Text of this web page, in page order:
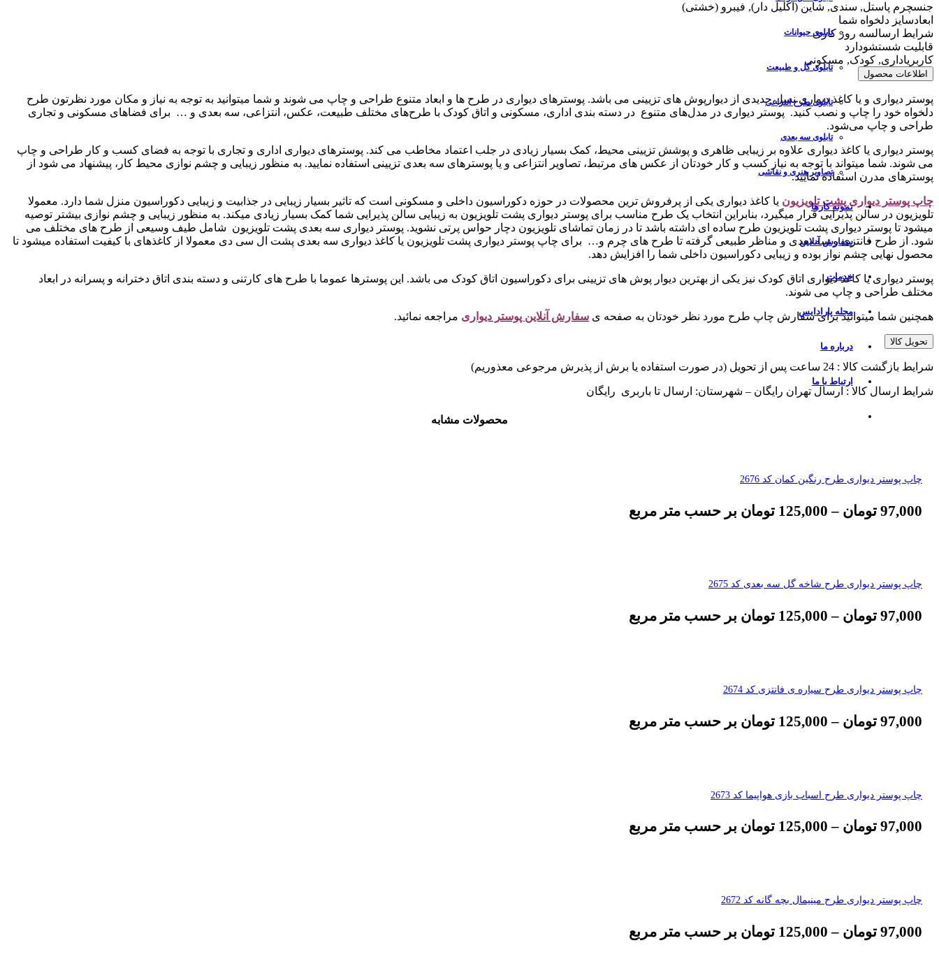
تابلوی حیوانات
تابلوی گل و طبیعت
تابلوی طرح انتزاعی
تابلوی سه بعدی
تصاویر هنری و نقاشی
نمونه کارها
سفارش آنلاین
خدمات
مجله پارادایس
درباره ما
ارتباط با ما
جنسچرم پاستل, سندی, شاین (اکلیل دار), فیبرو (خشتی)
ابعادسایز دلخواه شما
شرایط ارسالسه روز کاری
قابلیت شستشودارد
کاربریاداری, کودک, مسکونی
اطلاعات محصول
پوستر دیواری و یا کاغذ دیواری نسل جدیدی از دیوارپوش های تزیینی می باشد. پوسترهای دیواری در طرح ها و ابعاد متنوع طراحی و چاپ می شوند و شما میتوانید به توجه به نیاز و مکان مورد نظرتون طرح
دلخواه خود را چاپ و نصب کنید. پوستر دیواری در مدل‌های متنوع در دسته‌ بندی اداری، مسکونی و اتاق کودک با طرح‌های مختلف طبیعت، عکس، انتزاعی، سه بعدی و … برای فضاهای مسکونی و تجاری
طراحی و چاپ می‌شود.
پوستر دیواری یا کاغذ دیواری علاوه بر زیبایی ظاهری و پوشش تزیینی محیط، کمک بسیار زیادی در جلب اعتماد مخاطب می کند. پوسترهای دیواری اداری و تجاری با توجه به فضای کسب و کار طراحی و چاپ
می شوند. شما میتواند با توجه به نیاز کسب و کار خودتان از عکس های مرتبط، تصاویر انتزاعی و یا پوسترهای سه بعدی تزیینی استفاده نمایید. به منظور زیبایی و چشم نوازی محیط کار، پیشنهاد می شود از
پوسترهای مدرن استفاده نمایید.
چاپ پوستر دیواری پشت تلویزیون یا کاغذ دیواری یکی از پرفروش ترین محصولات در حوزه دکوراسیون داخلی و مسکونی است که تاثیر بسیار زیبایی در جذابیت و زیبایی دکوراسیون منزل شما دارد. معمولا
تلویزیون در سالن پذیرایی قرار میگیرد، بنابراین انتخاب یک طرح مناسب برای پوستر دیواری پشت تلویزیون به زیبایی سالن پذیرایی شما کمک بسیار زیادی میکند. به منظور زیبایی و چشم نوازی بیشتر توصیه
میشود تا پوستر دیواری پشت تلویزیون طرح ساده ای داشته باشد تا در زمان تماشای تلویزیون دچار حواس پرتی نشوید. پوستر دیواری سه بعدی پشت تلویزیون شامل طیف وسیعی از طرح های مختلف می
شود. از طرح فانتزی و سه بعدی و مناظر طبیعی گرفته تا طرح های چرم و… برای چاپ پوستر دیواری پشت تلویزیون یا کاغذ دیواری سه بعدی پشت ال سی دی معمولا از کاغذهای با کیفیت استفاده میشود تا
محصول نهایی چشم نواز بوده و زیبایی دکوراسیون داخلی شما را افزایش دهد.
پوستر دیواری یا کاغذ دیواری اتاق کودک نیز یکی از بهترین دیوار پوش های تزیینی برای دکوراسیون اتاق کودک می باشد. این پوسترها عموما با طرح های کارتنی و دسته بندی اتاق دخترانه و پسرانه در ابعاد
مختلف طراحی و چاپ می شوند.
همچنین شما میتوانید برای سفارش چاپ طرح مورد نظر خودتان به صفحه ی سفارش آنلاین پوستر دیواری مراجعه نمائید.
تحویل کالا
شرایط بازگشت کالا : 24 ساعت پس از تحویل (در صورت استفاده یا برش از پذیرش مرجوعی معذوریم)
شرایط ارسال کالا : ارسال تهران رایگان – شهرستان: ارسال تا باربری رایگان
محصولات مشابه
چاپ پوستر دیواری طرح رنگین کمان کد 2676
97,000 تومان –
125,000 تومان بر حسب متر مربع
چاپ پوستر دیواری طرح شاخه گل سه بعدی کد 2675
97,000 تومان –
125,000 تومان بر حسب متر مربع
چاپ پوستر دیواری طرح سیاره ی فانتزی کد 2674
97,000 تومان –
125,000 تومان بر حسب متر مربع
چاپ پوستر دیواری طرح اسباب بازی هواپیما کد 2673
97,000 تومان –
125,000 تومان بر حسب متر مربع
چاپ پوستر دیواری طرح مینیمال بچه گانه کد 2672
97,000 تومان –
125,000 تومان بر حسب متر مربع